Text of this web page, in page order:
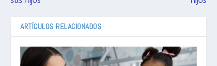
ARTÍCULOS RELACIONADOS